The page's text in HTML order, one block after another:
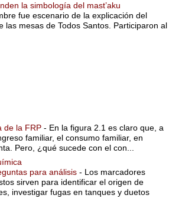
la simbología del mast’aku
fue escenario de la explicación del
las mesas de Todos Santos. Participaron al
de la FRP - En la figura 2.1 es claro que, a
familiar, el consumo familiar, en
Pero, ¿qué sucede con el con...
para análisis - Los marcadores
sirven para identificar el origen de
investigar fugas en tanques y duetos